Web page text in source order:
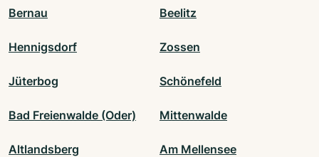
Bernau Beelitz
Hennigsdorf Zossen
Jüterbog Schönefeld
Bad Freienwalde (Oder) Mittenwalde
Altlandsberg Am Mellensee